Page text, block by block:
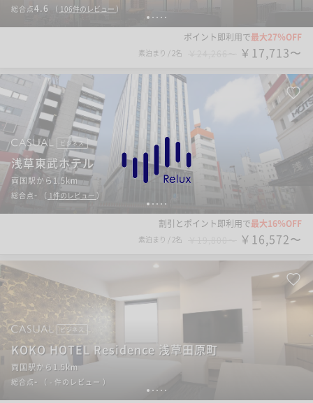
1 2 3 4 5
総合点4.6 （ 106件のレビュー ）
ポイント即利用で最大27％OFF
素泊まり / 2名 ￥17,713〜
1 2 3 4 5
ビジネス
浅草東武ホテル
両国駅から1.5km
総合点- （ 1件のレビュー ）
割引とポイント即利用で最大16％OFF
素泊まり / 2名 ￥16,572〜
1 2 3 4 5
ビジネス
KOKO HOTEL Residence 浅草田原町
両国駅から1.5km
総合点 - （ - 件のレビュー ）